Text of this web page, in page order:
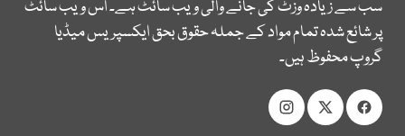
سب سے زیادہ وزٹ کی جانے والی ویب سائٹ ہے۔ اس ویب سائٹ
پر شائع شدہ تمام مواد کے جملہ حقوق بحق ایکسپریس میڈیا
گروپ محفوظ ہیں۔